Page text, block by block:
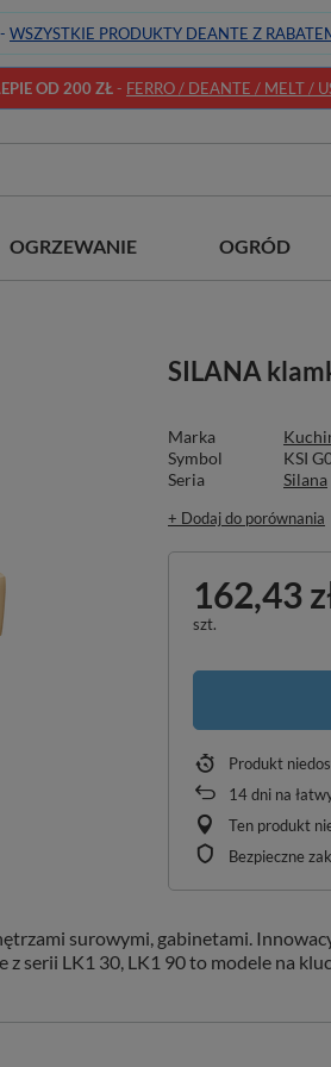
WSZYSTKIE PRODUKTY DEANTE Z
OD 200 ZŁ- FERRO / DEANTE / MELT /
OGRZEWANIE OGRÓD
SILANA
Marka
Symbol
KSI
Seria
Silana
+ Dodaj do porównania
162,43
szt.
Produkt
14dni na
Ten produkt
Bezpieczne
surowymi, gabinetami.
LK1 30, LK1 90 to modele na